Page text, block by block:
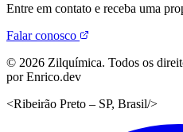
Entre em contato e receba uma
Falar conosco
© 2026 Zilquímica. Todos os
por Enrico.dev
<Ribeirão Preto – SP, Brasil/>